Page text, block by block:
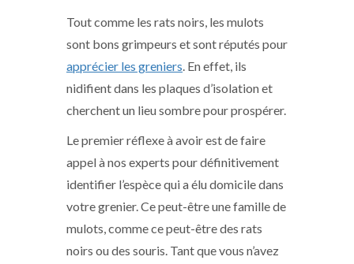
Tout comme les rats noirs, les mulots
sont bons grimpeurs et sont réputés pour
apprécier les greniers. En effet, ils
nidifient dans les plaques d’isolation et
cherchent un lieu sombre pour prospérer.
Le premier réflexe à avoir est de faire
appel à nos experts pour définitivement
identifier l’espèce qui a élu domicile dans
votre grenier. Ce peut-être une famille de
mulots, comme ce peut-être des rats
noirs ou des souris. Tant que vous n’avez